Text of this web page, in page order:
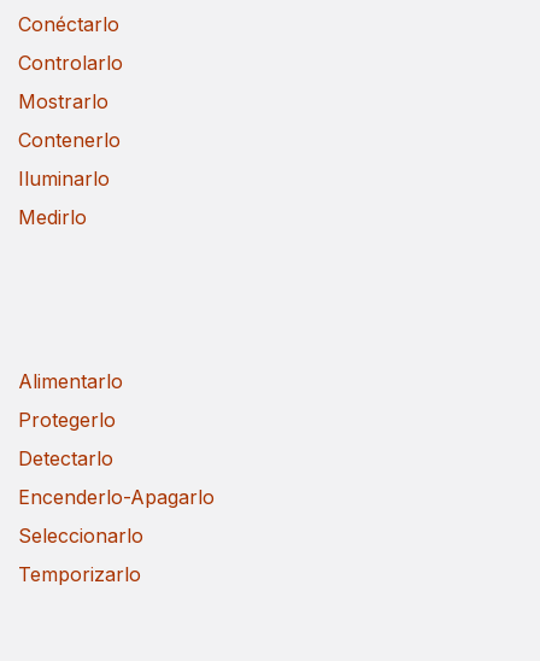
Conéctarlo
Controlarlo
Mostrarlo
Contenerlo
Iluminarlo
Medirlo
Alimentarlo
Protegerlo
Detectarlo
Encenderlo-Apagarlo
Seleccionarlo
Temporizarlo